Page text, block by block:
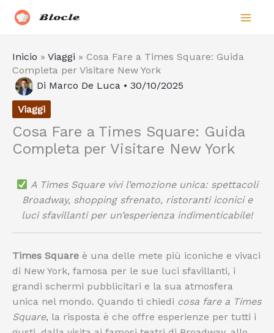
Biocle
Inicio » Viaggi » Cosa Fare a Times Square: Guida
Completa per Visitare New York
Di Marco De Luca • 30/10/2025
Viaggi
Cosa Fare a Times Square: Guida
Completa per Visitare New York
A Times Square vivi l’emozione unica: spettacoli
Broadway, shopping sfrenato, ristoranti iconici e
luci sfavillanti per un’esperienza indimenticabile!
Times Square è una delle mete più iconiche e vivaci
di New York, famosa per le sue luci sfavillanti, i
grandi schermi pubblicitari e la sua atmosfera
unica nel mondo. Quando ti chiedi cosa fare a Times
Square, la risposta è che offre esperienze per tutti i